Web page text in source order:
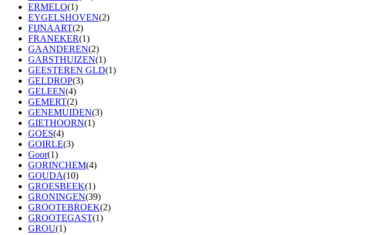
ERMELO(1)
EYGELSHOVEN(2)
FIJNAART(2)
FRANEKER(1)
GAANDEREN(2)
GARSTHUIZEN(1)
GEESTEREN GLD(1)
GELDROP(3)
GELEEN(4)
GEMERT(2)
GENEMUIDEN(3)
GIETHOORN(1)
GOES(4)
GOIRLE(3)
Goor(1)
GORINCHEM(4)
GOUDA(10)
GROESBEEK(1)
GRONINGEN(39)
GROOTEBROEK(2)
GROOTEGAST(1)
GROU(1)